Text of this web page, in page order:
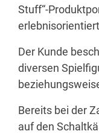
Stuff“-
Der Kunde
diversen
Bereits bei der
auf den